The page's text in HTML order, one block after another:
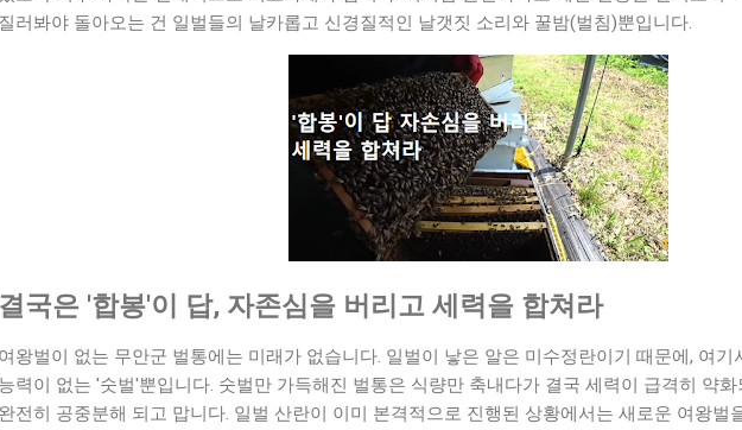
질러봐야 돌아오는 건 일벌들의 날카롭고 신경질적인 날갯짓 소리와 꿀밤(벌침)뿐입니다.
결국은 '합봉'이 답, 자존심을 버리고 세력을 합쳐라
여왕벌이 없는 무안군 벌통에는 미래가 없습니다. 일벌이 낳은 알은 미수정란이기 때문에, 여기
능력이 없는 '숫벌'뿐입니다. 숫벌만 가득해진 벌통은 식량만 축내다가 결국 세력이 급격히 약
완전히 공중분해 되고 맙니다. 일벌 산란이 이미 본격적으로 진행된 상황에서는 새로운 여왕벌